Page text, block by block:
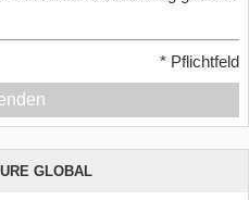
* Pflichtfeld
GLOBAL